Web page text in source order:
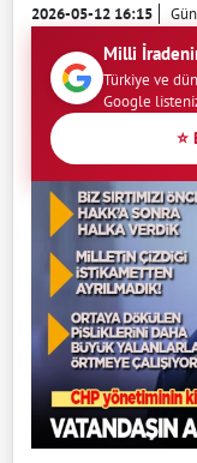
2026-05-12 16:15
Milli
Türkiye ve
Google
⭐